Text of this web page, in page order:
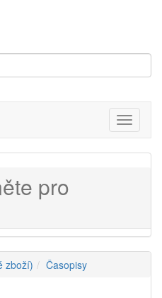
Menu
pro
zboží) Časopisy